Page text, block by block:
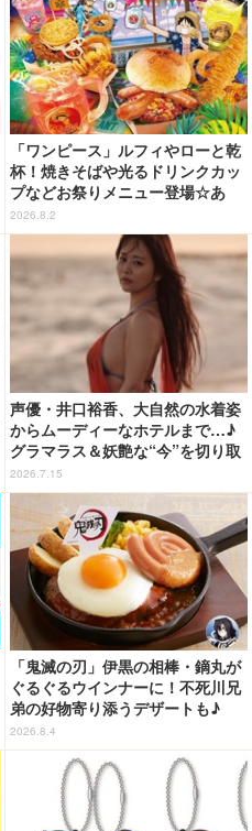
「ワンピース」ルフィやローと乾
杯！焼きそばや光るドリンクカッ
プなどお祭りメニュー登場☆あ
の“麦わら帽子”もグッズ化!? 【U
SJ「ワンピース・プレミア・サマ
ー」が開幕】
2026.8.2
声優・井口裕香、大自然の水着姿
からムーディーなホテルまで…♪
グラマラス＆妖艶な“今”を切り取
り！3冊目写真集が発売中
2026.7.15
「鬼滅の刃」伊黒の相棒・鏑丸が
ぐるぐるウインナーに！不死川兄
弟の好物寄り添うデザートも♪
「ジョイフル」コラボ第3弾・第4
弾決定【8月18日～】
2026.8.4